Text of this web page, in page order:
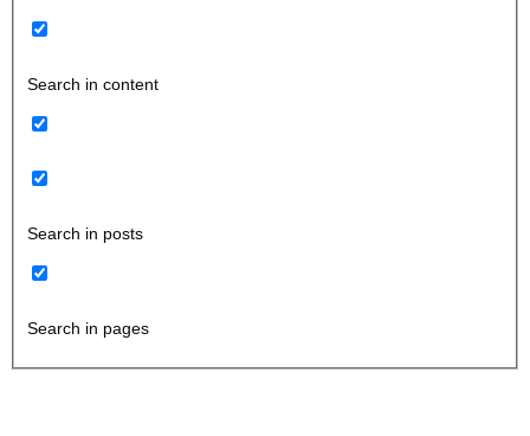
Search in content
Search in posts
Search in pages